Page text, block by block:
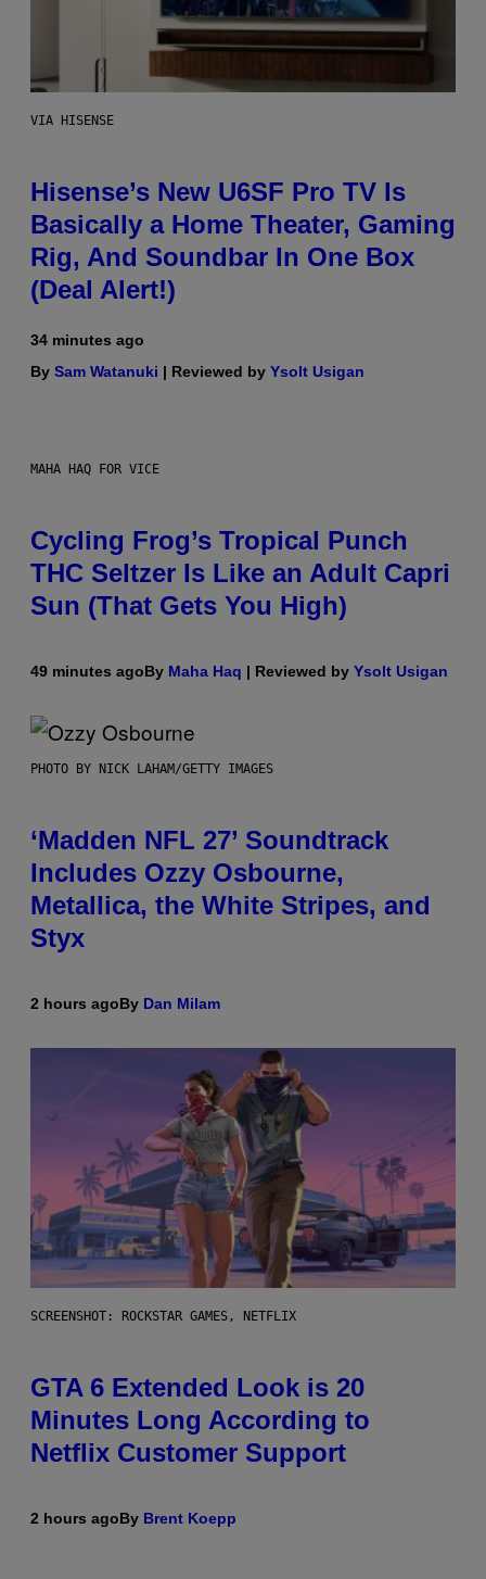
VIA HISENSE
Hisense’s New U6SF Pro TV Is
Basically a Home Theater, Gaming
Rig, And Soundbar In One Box
(Deal Alert!)
34 minutes ago
By Sam Watanuki | Reviewed by Ysolt Usigan
MAHA HAQ FOR VICE
Cycling Frog’s Tropical Punch
THC Seltzer Is Like an Adult Capri
Sun (That Gets You High)
49 minutes agoBy Maha Haq | Reviewed by Ysolt Usigan
PHOTO BY NICK LAHAM/GETTY IMAGES
‘Madden NFL 27’ Soundtrack
Includes Ozzy Osbourne,
Metallica, the White Stripes, and
Styx
2 hours agoBy Dan Milam
SCREENSHOT: ROCKSTAR GAMES, NETFLIX
GTA 6 Extended Look is 20
Minutes Long According to
Netflix Customer Support
2 hours agoBy Brent Koepp